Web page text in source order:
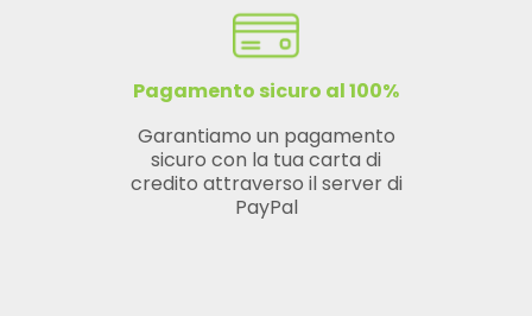
Pagamento sicuro al 100%
Garantiamo un pagamento
sicuro con la tua carta di
credito attraverso il server di
PayPal